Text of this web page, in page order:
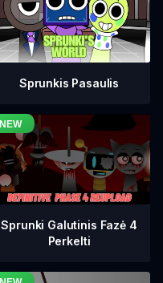
Sprunkis Pasaulis
Sprunki Galutinis Fazė 4
Perkelti